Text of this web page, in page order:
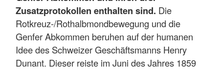
Zusatzprotokollen enthalten sind. Die
Rotkreuz-/Rothalbmondbewegung und die
Genfer Abkommen beruhen auf der humanen
Idee des Schweizer Geschäftsmanns Henry
Dunant. Dieser reiste im Juni des Jahres 1859